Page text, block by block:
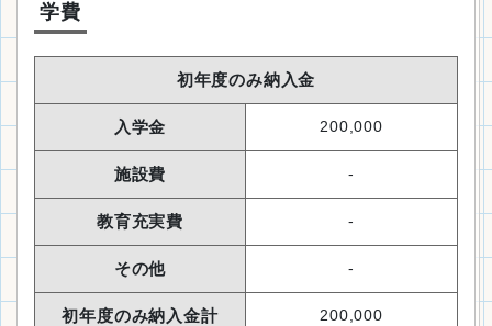
学費
初年度のみ納入金
入学金 200,000
施設費 -
教育充実費 -
その他 -
初年度のみ納入金計 200,000